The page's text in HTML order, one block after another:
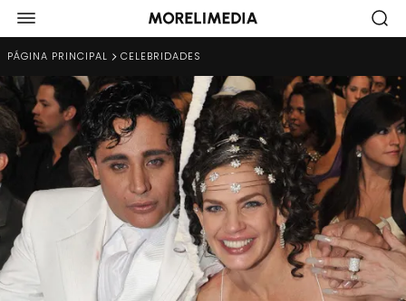
PÁGINA PRINCIPAL CELEBRIDADES